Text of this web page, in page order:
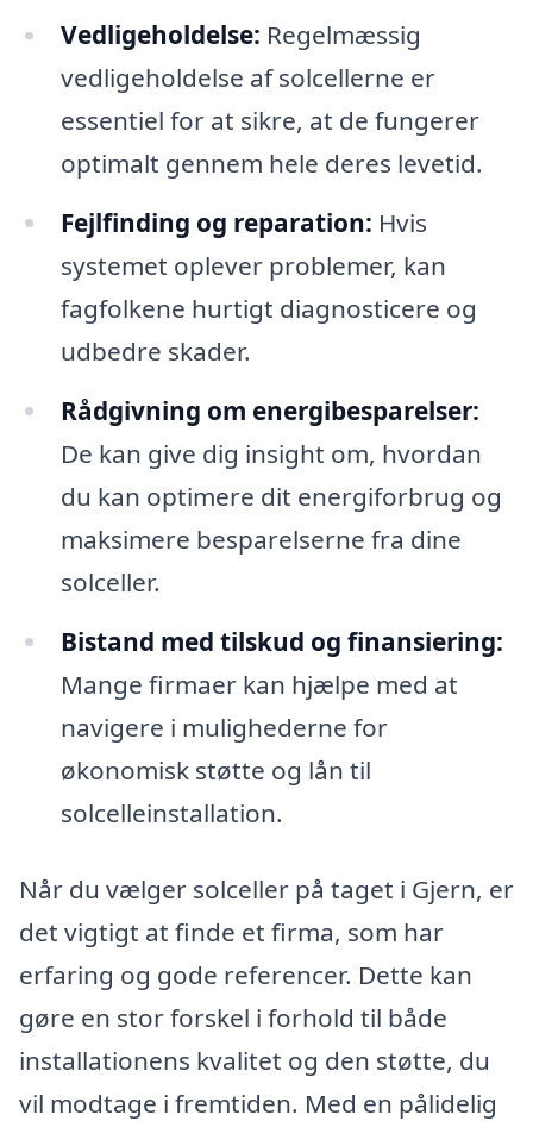
Vedligeholdelse: Regelmæssig
vedligeholdelse af solcellerne er
essentiel for at sikre, at de fungerer
optimalt gennem hele deres levetid.
Fejlfinding og reparation: Hvis
systemet oplever problemer, kan
fagfolkene hurtigt diagnosticere og
udbedre skader.
Rådgivning om energibesparelser:
De kan give dig insight om, hvordan
du kan optimere dit energiforbrug og
maksimere besparelserne fra dine
solceller.
Bistand med tilskud og finansiering:
Mange firmaer kan hjælpe med at
navigere i mulighederne for
økonomisk støtte og lån til
solcelleinstallation.
Når du vælger solceller på taget i Gjern, er
det vigtigt at finde et firma, som har
erfaring og gode referencer. Dette kan
gøre en stor forskel i forhold til både
installationens kvalitet og den støtte, du
vil modtage i fremtiden. Med en pålidelig